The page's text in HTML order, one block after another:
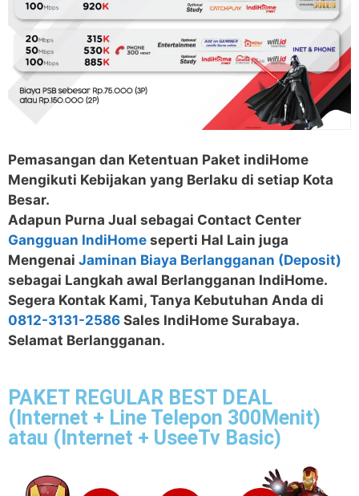
Pemasangan dan Ketentuan Paket indiHome
Mengikuti Kebijakan yang Berlaku di setiap Kota
Besar.
Adapun Purna Jual sebagai Contact Center
Gangguan IndiHome seperti Hal Lain juga
Mengenai Jaminan Biaya Berlangganan (Deposit)
sebagai Langkah awal Berlangganan IndiHome.
Segera Kontak Kami, Tanya Kebutuhan Anda di
0812-3131-2586 Sales IndiHome Surabaya.
Selamat Berlangganan.
PAKET REGULAR BEST DEAL
(Internet + Line Telepon 300Menit)
atau (Internet + UseeTv Basic)